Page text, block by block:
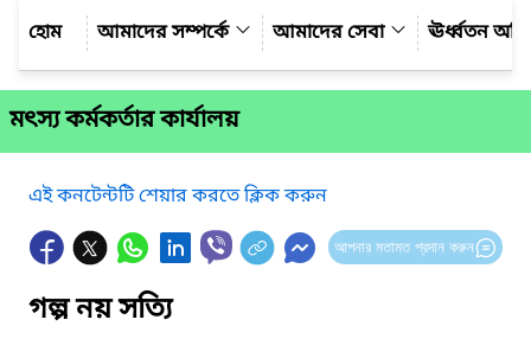
আমাদের সম্পর্কে
আমাদের সেবা ঊর্ধ্বতন
মৎস্য কর্মকর্তার কার্যালয়
এই কনটেন্টটি শেয়ার করতে ক্লিক করুন
আপনার মতামত প্রদান করুন
গল্প নয় সত্যি